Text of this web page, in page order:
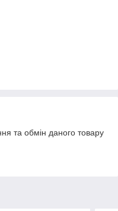
та обмін даного товару